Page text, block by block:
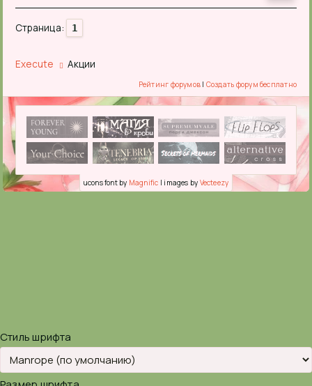
Страница: 1
Execute Акции
Рейтинг форумов | Создать форум бесплатно
ucons font by Magnific | images by Vecteezy
Стиль шрифта